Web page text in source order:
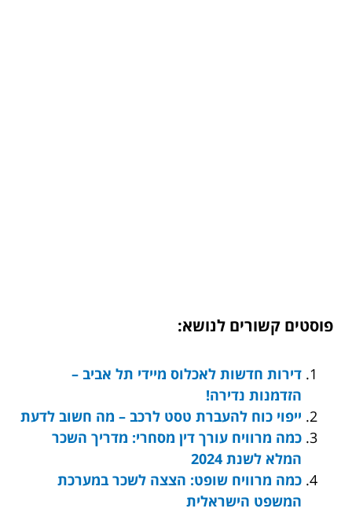
פוסטים קשורים לנושא:
דירות חדשות לאכלוס מיידי תל אביב –
הזדמנות נדירה!
ייפוי כוח להעברת טסט לרכב – מה חשוב לדעת
כמה מרוויח עורך דין מסחרי: מדריך השכר
המלא לשנת 2024
כמה מרוויח שופט: הצצה לשכר במערכת
המשפט הישראלית